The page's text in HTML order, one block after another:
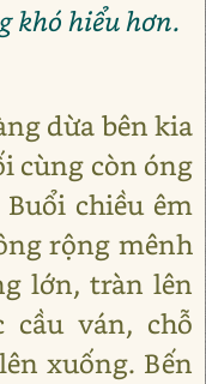
khó hiểu hơn.
dừa bên kia
cùng còn óng
chiều êm
rộng mênh
lớn, tràn lên
cầu ván, chỗ
xuống. Bến